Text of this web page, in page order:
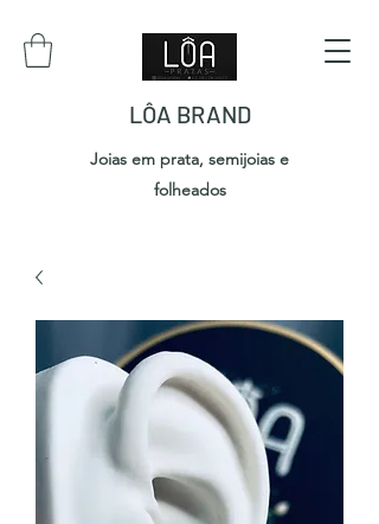
LÔA BRAND
Joias em prata, semijoias e
folheados